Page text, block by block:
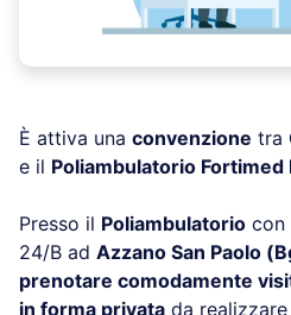
È attiva una convenzione tra
e il Poliambulatorio Fortimed
Presso il Poliambulatorio con
24/B ad Azzano San Paolo
prenotare comodamente
in forma privata da